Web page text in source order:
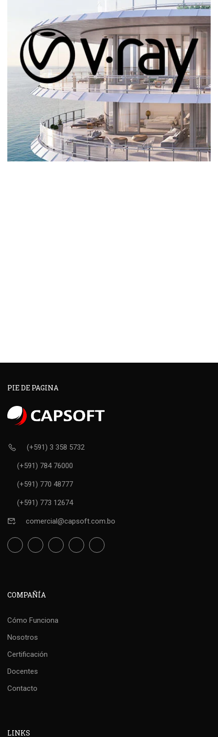
PIE DE PAGINA
(+591) 3 358 5732
(+591) 784 76000
(+591) 770 48777
(+591) 773 12674
comercial@capsoft.com.bo
COMPAÑÍA
Cómo Funciona
Nosotros
Certificación
Docentes
Contacto
LINKS